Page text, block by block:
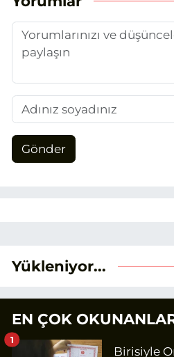
adım attım.
Gönder
Yükleniyor...
EN ÇOK
Birisiyle
1